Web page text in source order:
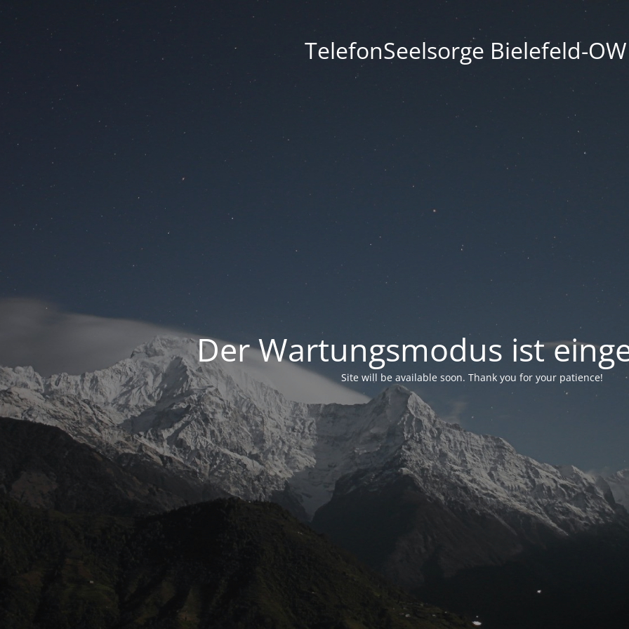
TelefonSeelsorge Bielefeld-
Der Wartungsmodus ist
Site will be available soon. Thank you for your patience!